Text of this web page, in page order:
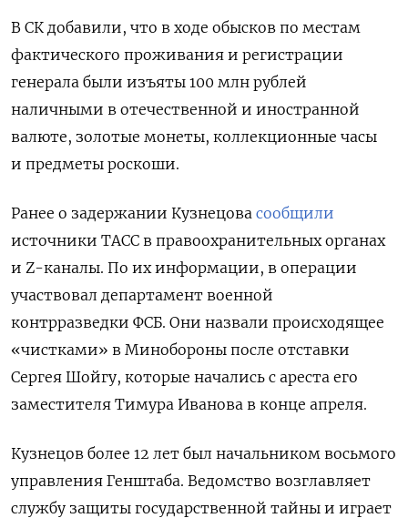
В СК добавили, что в ходе обысков по местам
фактического проживания и регистрации
генерала были изъяты 100 млн рублей
наличными в отечественной и иностранной
валюте, золотые монеты, коллекционные часы
и предметы роскоши.
Ранее о задержании Кузнецова сообщили
источники ТАСС в правоохранительных органах
и Z-каналы. По их информации, в операции
участвовал департамент военной
контрразведки ФСБ. Они назвали происходящее
«чистками» в Минобороны после отставки
Сергея Шойгу, которые начались с ареста его
заместителя Тимура Иванова в конце апреля.
Кузнецов более 12 лет был начальником восьмого
управления Генштаба. Ведомство возглавляет
службу защиты государственной тайны и играет